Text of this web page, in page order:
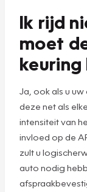
Ik rijd
moet
keuring
Ja, ook als u
deze net als
intensiteit van
invloed op de
zult u
auto nodig